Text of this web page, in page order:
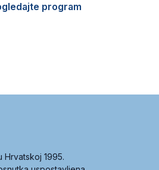
program
1995.